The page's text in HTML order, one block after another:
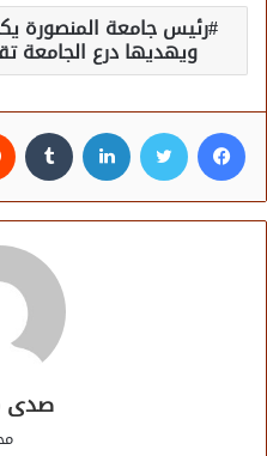
رئيس جامعة المنصورة
ويهديها درع الجامعة
فيسبوك تويتر لينكدإن
صدى